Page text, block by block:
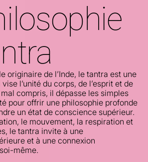
originaire de l’Inde, le tantra est une
l’unité du corps, de l’esprit et de
mal compris, il dépasse les simples
pour offrir une philosophie profonde
un état de conscience supérieur.
le mouvement, la respiration et
le tantra invite à une
et à une connexion
même.